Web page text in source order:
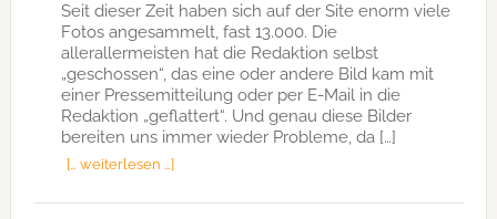
Seit dieser Zeit haben sich auf der Site enorm viele
Fotos angesammelt, fast 13.000. Die
allerallermeisten hat die Redaktion selbst
„geschossen“, das eine oder andere Bild kam mit
einer Pressemitteilung oder per E-Mail in die
Redaktion „geflattert“. Und genau diese Bilder
bereiten uns immer wieder Probleme, da […]
[… weiterlesen …]